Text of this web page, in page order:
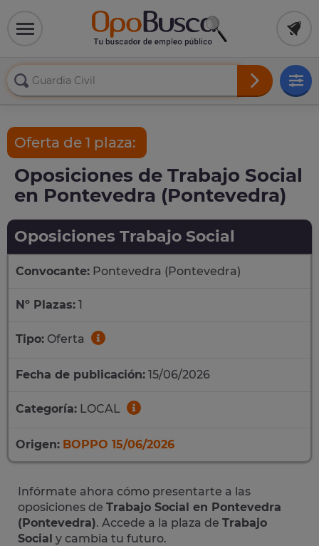
Oferta de 1 plaza:
Oposiciones de Trabajo Social
en Pontevedra (Pontevedra)
Oposiciones Trabajo Social
Convocante: Pontevedra (Pontevedra)
Nº Plazas: 1
Tipo: Oferta
Fecha de publicación: 15/06/2026
Categoría: LOCAL
Origen: BOPPO 15/06/2026
Infórmate ahora cómo presentarte a las
oposiciones de Trabajo Social en Pontevedra
(Pontevedra). Accede a la plaza de Trabajo
Social y cambia tu futuro.